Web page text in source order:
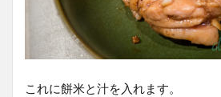
これに餅米と汁を入れます。